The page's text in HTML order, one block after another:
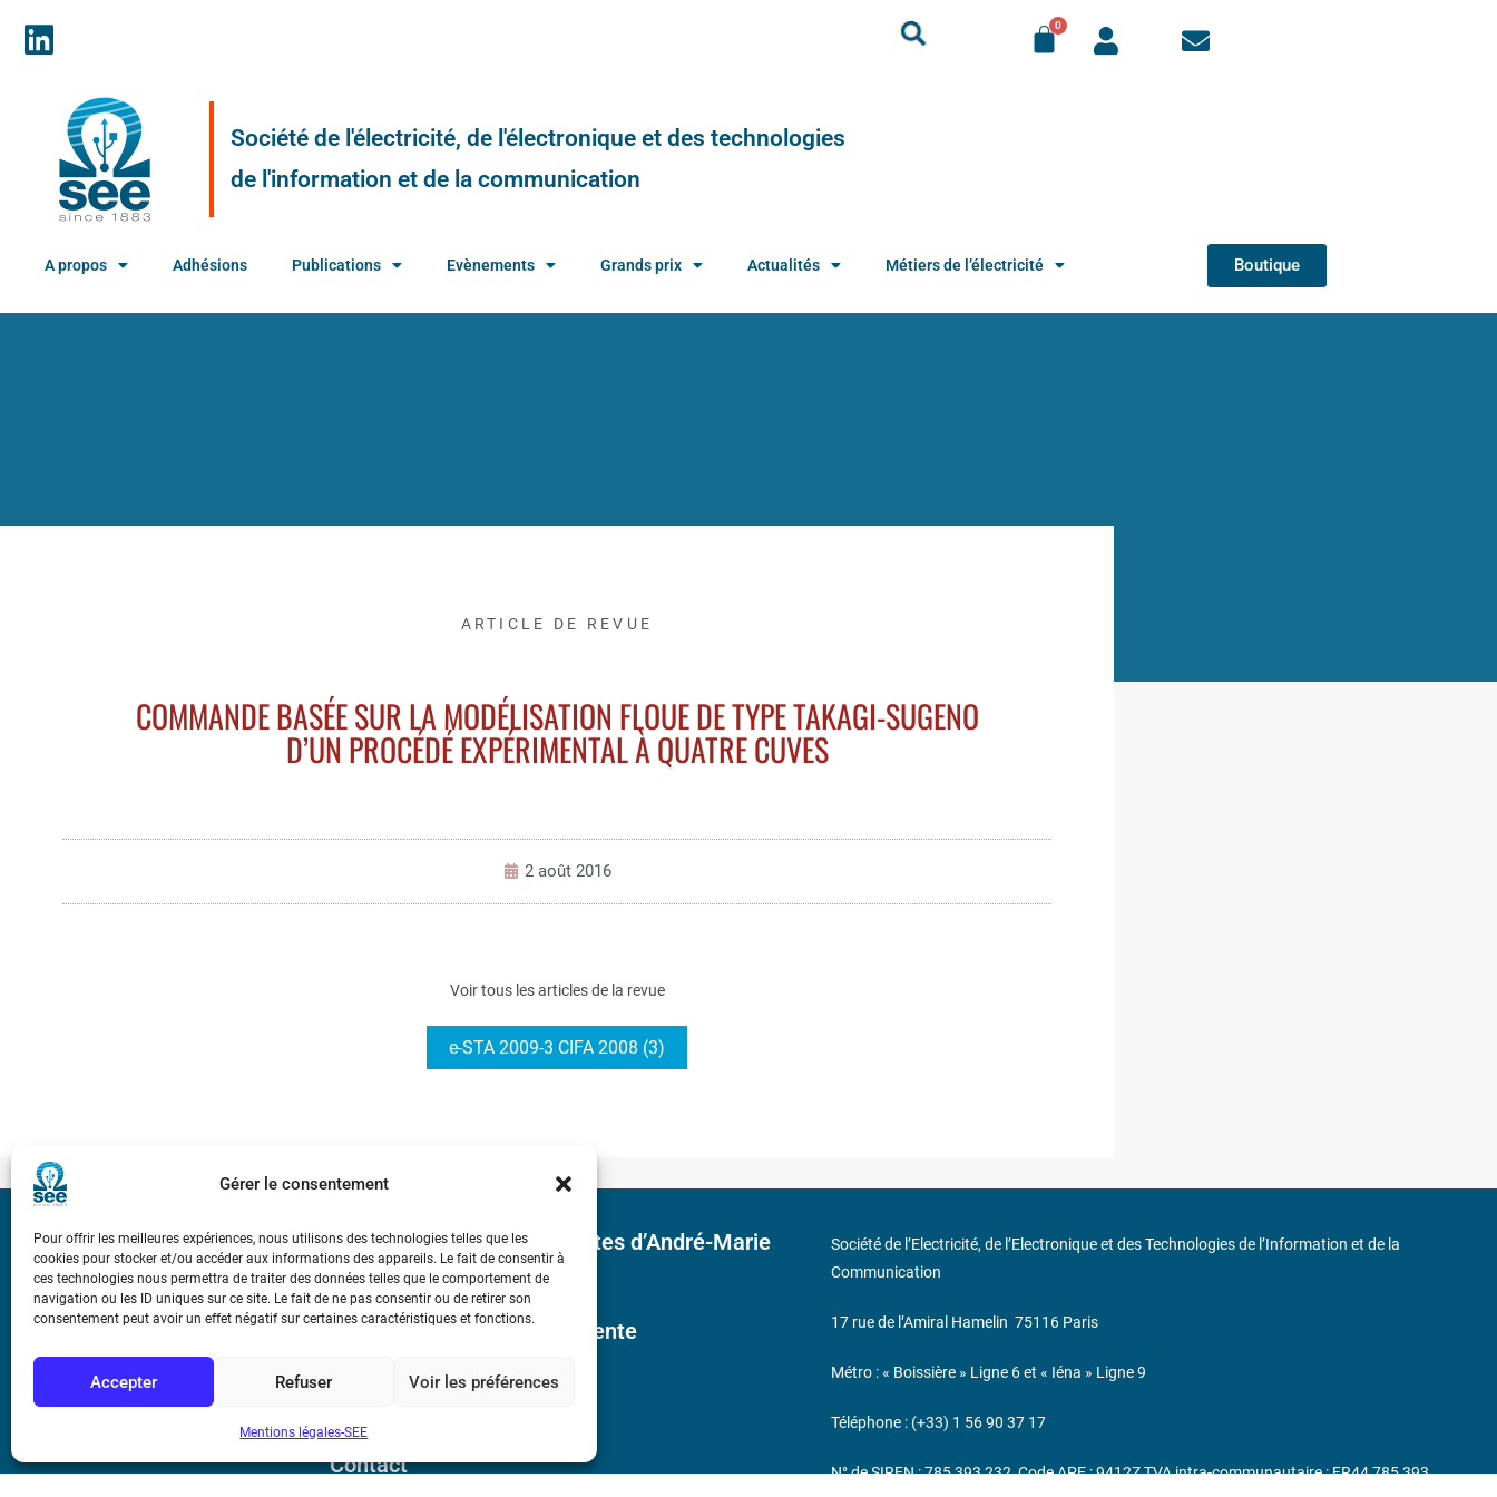
Gérer le consentement
Pour offrir les meilleures expériences, nous utilisons des technologies telles que les
cookies pour stocker et/ou accéder aux informations des appareils. Le fait de consentir à
ces technologies nous permettra de traiter des données telles que le comportement de
navigation ou les ID uniques sur ce site. Le fait de ne pas consentir ou de retirer son
consentement peut avoir un effet négatif sur certaines caractéristiques et fonctions.
Accepter Refuser Voir les préférences
Mentions légales-SEE
Société de l'électricité, de l'électronique et des technologies
de l'information et de la communication
A propos Adhésions Publications Evènements Grands prix Actualités Métiers de l’électricité Boutique
ARTICLE DE REVUE
COMMANDE BASÉE SUR LA MODÉLISATION FLOUE DE TYPE TAKAGI-SUGENO
D’UN PROCÉDÉ EXPÉRIMENTAL À QUATRE CUVES
2 août 2016
Voir tous les articles de la revue
e-STA 2009-3 CIFA 2008 (3)
Bicentenaire des découvertes d’André-Marie
Ampère
Conditions Générales de Vente
Mentions légales
Contact
Société de l’Electricité, de l’Electronique et des Technologies de l’Information et de la
Communication
17 rue de l’Amiral Hamelin 75116 Paris
Métro : « Boissière » Ligne 6 et « Iéna » Ligne 9
Téléphone : (+33) 1 56 90 37 17
N° de SIREN : 785 393 232, Code APE : 9412Z TVA intra-communautaire : FR44 785 393